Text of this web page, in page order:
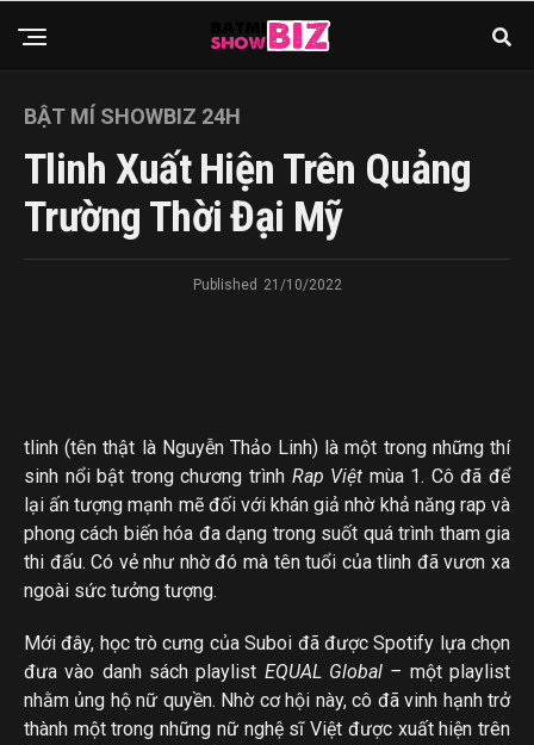
BẬT MÍ SHOWBIZ 24H
Tlinh Xuất Hiện Trên Quảng
Trường Thời Đại Mỹ
Published 21/10/2022
tlinh (tên thật là Nguyễn Thảo Linh) là một trong những thí
sinh nổi bật trong chương trình Rap Việt mùa 1. Cô đã để
lại ấn tượng mạnh mẽ đối với khán giả nhờ khả năng rap và
phong cách biến hóa đa dạng trong suốt quá trình tham gia
thi đấu. Có vẻ như nhờ đó mà tên tuổi của tlinh đã vươn xa
ngoài sức tưởng tượng.
Mới đây, học trò cưng của Suboi đã được Spotify lựa chọn
đưa vào danh sách playlist EQUAL Global – một playlist
nhằm ủng hộ nữ quyền. Nhờ cơ hội này, cô đã vinh hạnh trở
thành một trong những nữ nghệ sĩ Việt được xuất hiện trên